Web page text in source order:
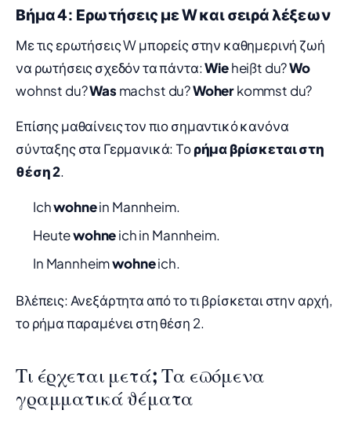
Βήμα 4: Ερωτήσεις με W και σειρά λέξεων
Με τις ερωτήσεις W μπορείς στην καθημερινή ζωή
να ρωτήσεις σχεδόν τα πάντα:Wieheißt du?Wo
wohnst du?Was machst du?Woherkommst du?
Επίσης μαθαίνεις τον πιο σημαντικό κανόνα
σύνταξης στα Γερμανικά: Τορήμα βρίσκεται στη
θέση 2.
Ichwohnein Mannheim.
Heutewohneich in Mannheim.
In Mannheimwohneich.
Βλέπεις: Ανεξάρτητα από το τι βρίσκεται στην αρχή,
το ρήμα παραμένει στη θέση 2.
Τι έρχεται μετά; Τα επόμενα
γραμματικά θέματα